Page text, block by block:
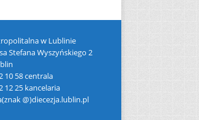
w Lublinie
Stefana Wyszyńskiego 2
10 58 centrala
12 25 kancelaria
@)diecezja.lublin.pl